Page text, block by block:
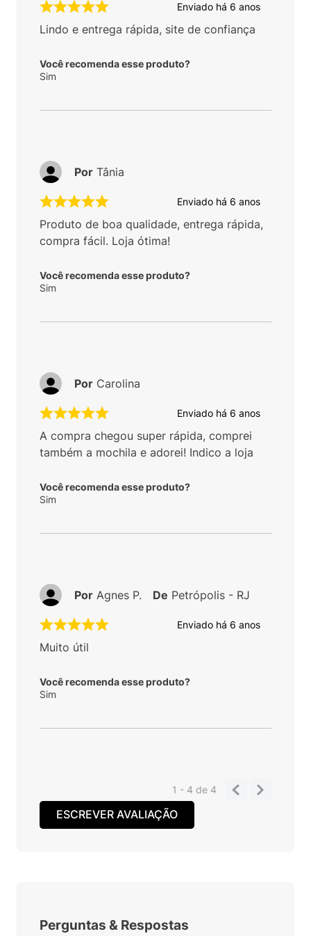
Enviado há 6 anos
Lindo e entrega rápida, site de confiança
Você recomenda esse produto?
Sim
Enviado há 6 anos
Produto de boa qualidade, entrega rápida,
compra fácil. Loja ótima!
Você recomenda esse produto?
Sim
Por Tânia
Enviado há 6 anos
A compra chegou super rápida, comprei
também a mochila e adorei! Indico a loja
Você recomenda esse produto?
Sim
Por Carolina
Enviado há 6 anos
Muito útil
Você recomenda esse produto?
Sim
Por Agnes P. De Petrópolis - RJ
1 - 4de 4
ESCREVER AVALIAÇÃO
Perguntas & Respostas